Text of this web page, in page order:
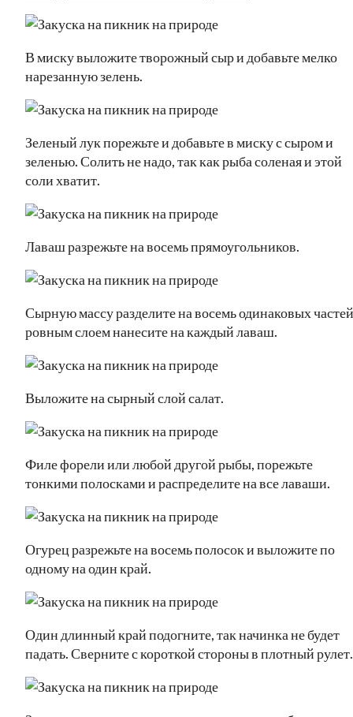
В миску выложите творожный сыр и добавьте мелко
нарезанную зелень.
Зеленый лук порежьте и добавьте в миску с сыром и
зеленью. Солить не надо, так как рыба соленая и этой
соли хватит.
Лаваш разрежьте на восемь прямоугольников.
Сырную массу разделите на восемь одинаковых
ровным слоем нанесите на каждый лаваш.
Выложите на сырный слой салат.
Филе форели или любой другой рыбы, порежьте
тонкими полосками и распределите на все лаваши.
Огурец разрежьте на восемь полосок и выложите по
одному на один край.
Один длинный край подогните, так начинка не будет
падать. Сверните с короткой стороны в плотный рулет.